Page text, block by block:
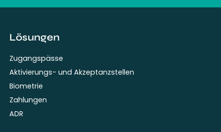
Lösungen
Zugangspässe
Aktivierungs- und Akzeptanzstellen
Biometrie
Zahlungen
ADR